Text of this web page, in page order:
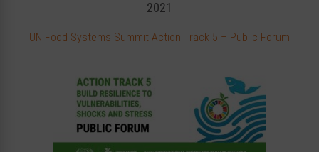
2021
UN Food Systems Summit Action Track 5 – Public Forum